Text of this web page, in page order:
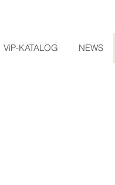
ViP-KATALOG NEWS